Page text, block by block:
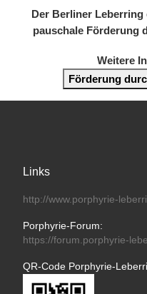
Der Berliner
pauschale Förderung
Weitere
Förderung
Links
http://www.porphyrie-
Porphyrie-Forum:
https://forum.porphyrie-
QR-Code Porphyrie-